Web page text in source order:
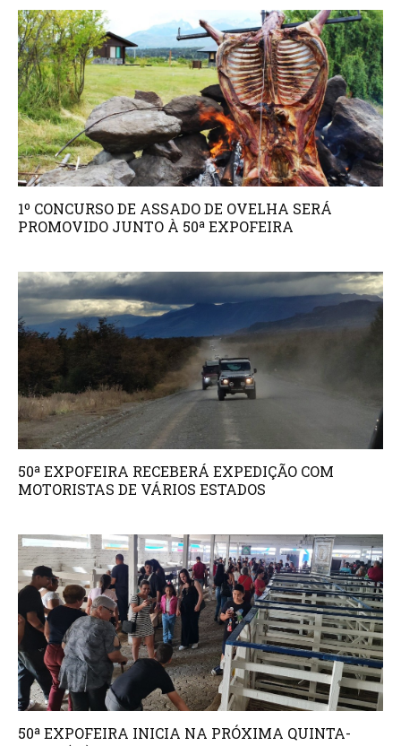
1º CONCURSO DE ASSADO DE OVELHA SERÁ
PROMOVIDO JUNTO À 50ª EXPOFEIRA
50ª EXPOFEIRA RECEBERÁ EXPEDIÇÃO COM
MOTORISTAS DE VÁRIOS ESTADOS
50ª EXPOFEIRA INICIA NA PRÓXIMA QUINTA-